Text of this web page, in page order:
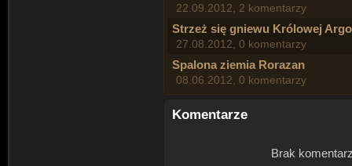
22.09.2012, 2 komentarzy
Strzeż się gniewu Królowej
27.08.2012, 0 komentarzy
Spalona ziemia Rorazan
08.06.2012, 0 komentarzy
Komentarze
Brak